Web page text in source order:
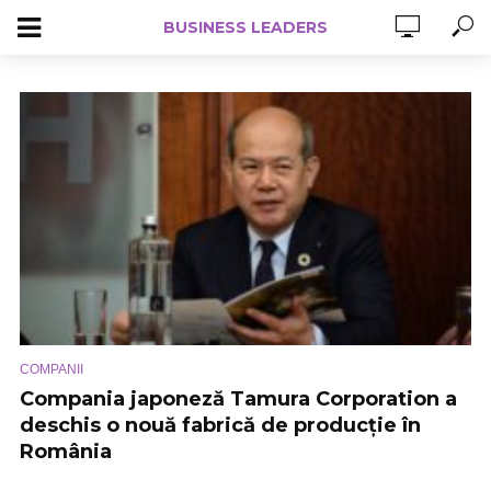
BUSINESS LEADERS
COMPANII
Compania japoneză Tamura Corporation a
deschis o nouă fabrică de producție în
România